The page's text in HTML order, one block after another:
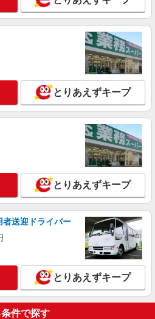
詳細を見る
クショップの携帯販売スタッフ
円 〜 260,200円 固定残業代:
26,200円（15時間相当） ＊時間外手
労働の有無にかかわらず、固定残業代
し、相当時間を超える時間外労働分は
追加で支給します。 試用期間あり 6ヶ
試用期間】月給 233500
バンク蒲田店 東京都 大田区 蒲田4丁
セルダイア蒲田ネクスト1F
詳細を見る
とりあえずキープ
とりあえずキープ
者送迎ドライバー
とりあえずキープ
件で探す